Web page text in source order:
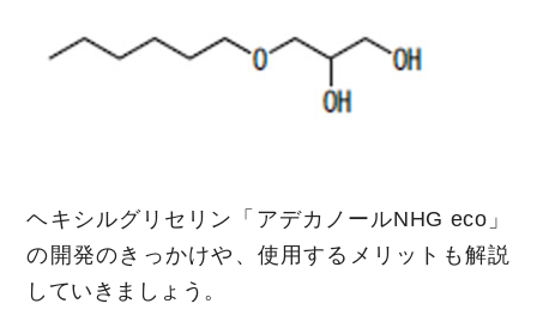
ヘキシルグリセリン「アデカノールNHG eco」
の開発のきっかけや、使用するメリットも解説
していきましょう。